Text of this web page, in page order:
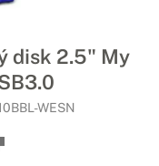
disk 2.5" My
WESN